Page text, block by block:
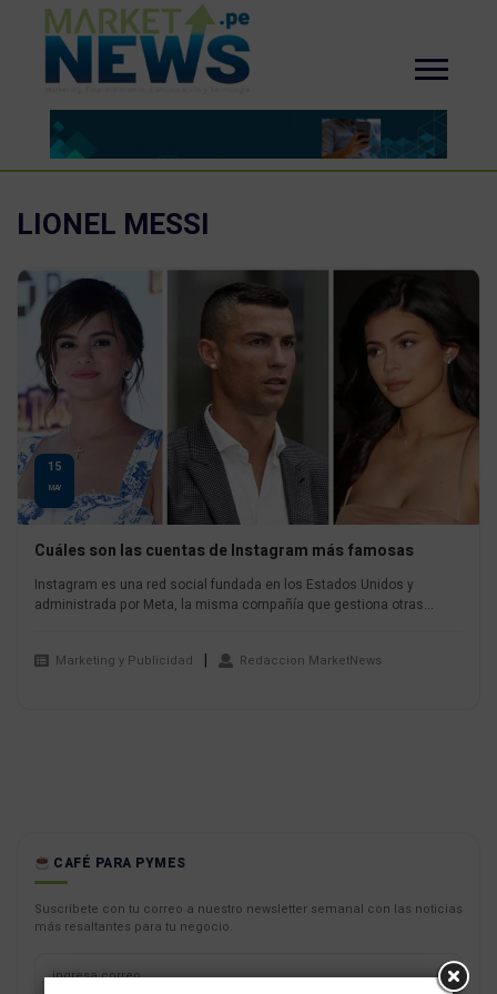
LIONEL MESSI
15
MAY
Cuáles son las cuentas de Instagram más famosas
Instagram es una red social fundada en los Estados Unidos y
administrada por Meta, la misma compañía que gestiona otras...
Marketing y Publicidad Redaccion MarketNews
CAFÉ PARA PYMES
Suscríbete con tu correo a nuestro newsletter semanal con las noticias
más resaltantes para tu negocio.